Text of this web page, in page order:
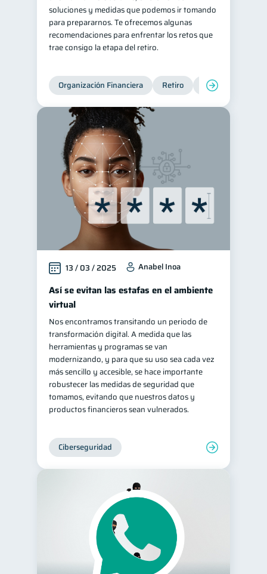
soluciones y medidas que podemos ir tomando
para prepararnos. Te ofrecemos algunas
recomendaciones para enfrentar los retos que
trae consigo la etapa del retiro.
Organización Financiera Retiro Cuenta
13 / 03 / 2025 Anabel Inoa
Así se evitan las estafas en el ambiente
virtual
Nos encontramos transitando un periodo de
transformación digital. A medida que las
herramientas y programas se van
modernizando, y para que su uso sea cada vez
más sencillo y accesible, se hace importante
robustecer las medidas de seguridad que
tomamos, evitando que nuestros datos y
productos financieros sean vulnerados.
Ciberseguridad